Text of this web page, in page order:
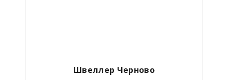
Швеллер Черново